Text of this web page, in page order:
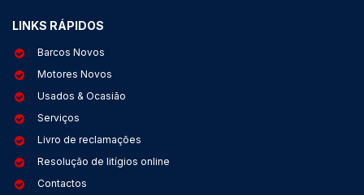
LINKS RÁPIDOS
Barcos Novos
Motores Novos
Usados & Ocasião
Serviços
Livro de reclamações
Resolução de litígios online
Contactos